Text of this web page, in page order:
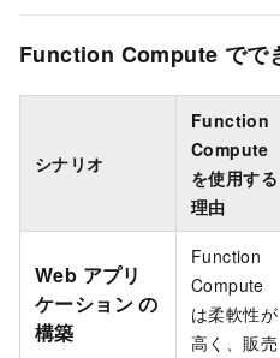
Function Compute でで
シナリオ
Function
Compute
を使用する
理由
Web アプリ
ケーション の
構築
Function
Compute
は柔軟性が
高く、販売